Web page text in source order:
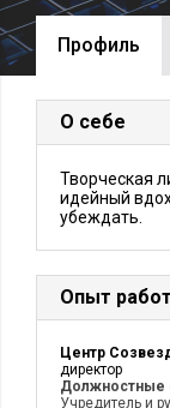
Профиль
О себе
Творческая
идейный
убеждать.
Опыт
Центр
директор
Должностные
Учредитель и